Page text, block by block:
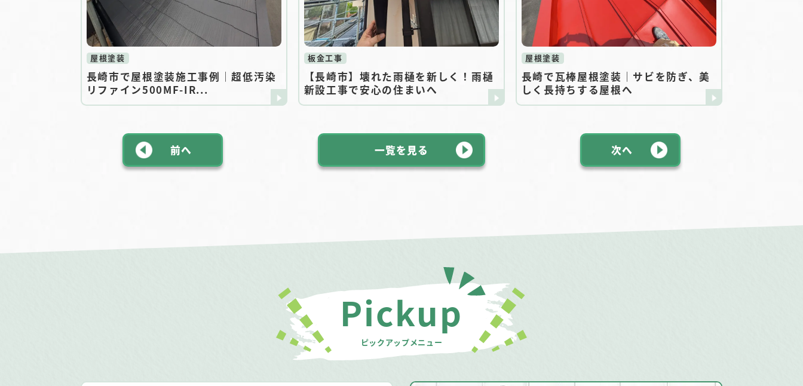
屋根塗装
長崎市で屋根塗装施工事例｜超低汚染
リファイン500MF-IR...
板金工事
【長崎市】壊れた雨樋を新しく！雨樋
新設工事で安心の住まいへ
屋根塗装
長崎で瓦棒屋根塗装｜サビを防ぎ、美
しく長持ちする屋根へ
前へ 一覧を見る 次へ
Pickup
ピックアップメニュー